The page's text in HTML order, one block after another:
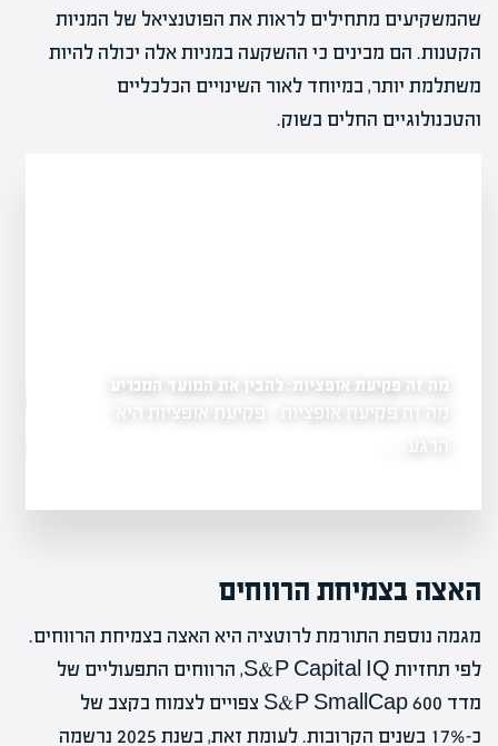
שהמשקיעים מתחילים לראות את הפוטנציאל של המניות
הקטנות. הם מבינים כי ההשקעה במניות אלה יכולה להיות
משתלמת יותר, במיוחד לאור השינויים הכלכליים
והטכנולוגיים החלים בשוק.
המהווה
מה זה פקיעת אופציות: להבין את המועד המכריע
מה זה פקיעת אופציות - פקיעת אופציות היא
מה זה אופציות בשוק
האצה בצמיחת הרווחים
מגמה נוספת התורמת לרוטציה היא האצה בצמיחת הרווחים.
לפי תחזיות S&P Capital IQ, הרווחים התפעוליים של
מדד S&P SmallCap 600 צפויים לצמוח בקצב של
כ-17% בשנים הקרובות. לעומת זאת, בשנת 2025 נרשמה